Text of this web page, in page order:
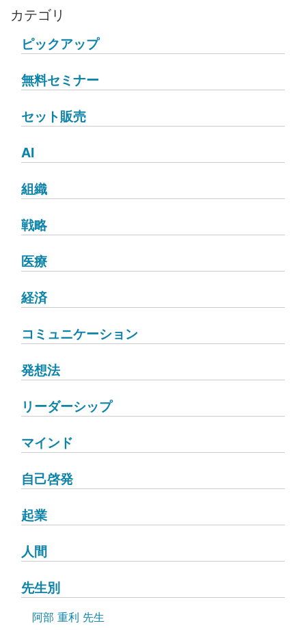
カテゴリ
ピックアップ
無料セミナー
セット販売
AI
組織
戦略
医療
経済
コミュニケーション
発想法
リーダーシップ
マインド
自己啓発
起業
人間
先生別
阿部 重利 先生